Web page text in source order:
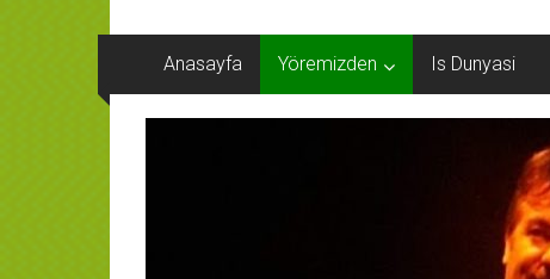
Anasayfa Yöremizden Is Dunyasi